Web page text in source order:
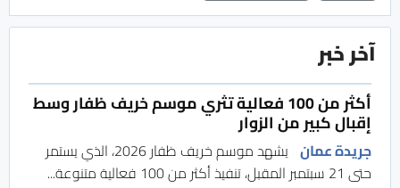
آخر خبر
أكثر من 100 فعالية تثري موسم خريف ظفار وسط
إقبال كبير من الزوار
جريدة عمان
يشهد موسم خريف ظفار 2026، الذي يستمر
حتى 21 سبتمبر المقبل، تنفيذ أكثر من 100 فعالية متنوعة...